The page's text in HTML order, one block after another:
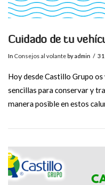
Cuidado de tu
In Consejos al volante by admin
Hoy desde Castillo Grupo
sencillas para conservar y
manera posible en estos